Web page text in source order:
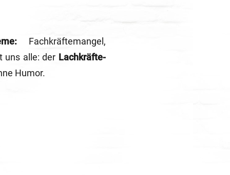
Fachkräftemangel,
uns alle: der Lachkräfte-
Humor.